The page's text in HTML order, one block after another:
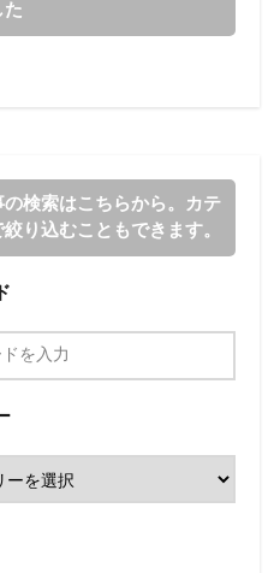
た
の検索はこちらから。カテ
絞り込むこともできます。